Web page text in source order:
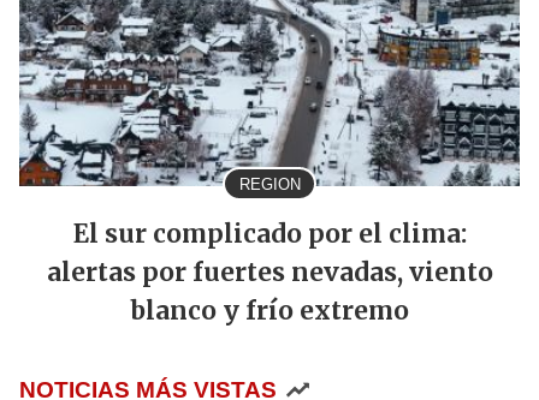
REGION
El sur complicado por el clima:
alertas por fuertes nevadas, viento
blanco y frío extremo
NOTICIAS MÁS VISTAS